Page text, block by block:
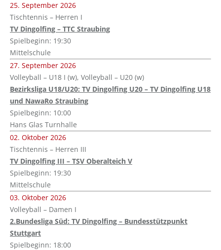
25. September 2026
Tischtennis – Herren I
TV Dingolfing – TTC Straubing
Spielbeginn: 19:30
Mittelschule
27. September 2026
Volleyball – U18 I (w), Volleyball – U20 (w)
Bezirksliga U18/U20: TV Dingolfing U20 – TV Dingolfing U18
und NawaRo Straubing
Spielbeginn: 10:00
Hans Glas Turnhalle
02. Oktober 2026
Tischtennis – Herren III
TV Dingolfing III – TSV Oberalteich V
Spielbeginn: 19:30
Mittelschule
03. Oktober 2026
Volleyball – Damen I
2.Bundesliga Süd: TV Dingolfing – Bundesstützpunkt
Stuttgart
Spielbeginn: 18:00